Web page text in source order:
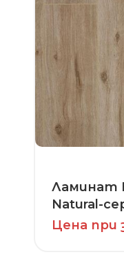
Ламинат
Natural-
Цена при